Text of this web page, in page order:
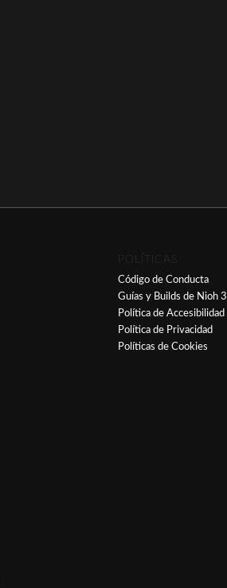
POLÍTICAS
Código de Conducta
Guías y Builds de Nioh 3
Política de Accesibilidad
Política de Privacidad
Políticas de Cookies